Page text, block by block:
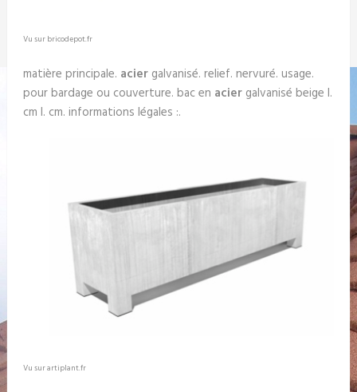
Vu sur bricodepot.fr
matière principale. aciergalvanisé. relief. nervuré. usage.
pour bardage ou couverture. bac en aciergalvanisé beige l.
cm l. cm. informations légales :.
Vu sur artiplant.fr